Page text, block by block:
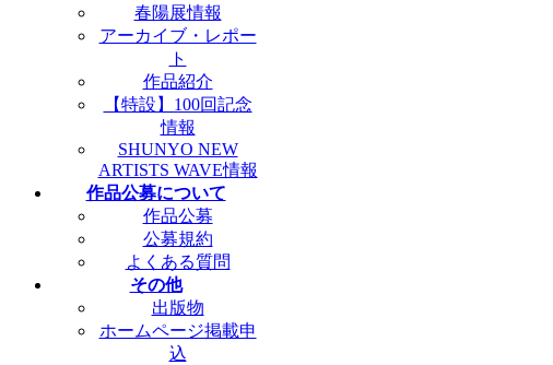
春陽展情報
アーカイブ・レポー
ト
作品紹介
【特設】100回記念
情報
SHUNYO NEW
ARTISTS WAVE情報
作品公募について
作品公募
公募規約
よくある質問
その他
出版物
ホームページ掲載申
込